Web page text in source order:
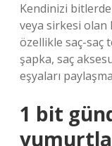
Kendinizi
veya sirkesi olan
özellikle saç-saç
şapka, saç
eşyaları
1 bit